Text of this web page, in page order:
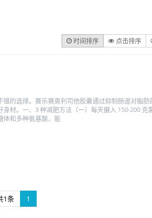
时间排序 点击排序
的选择。赛乐赛奥利司他胶囊通过抑制肠道对脂
材。一、3 种减肥方法（一）每天摄入 150-200
体和多种氨基酸，能
1条 1